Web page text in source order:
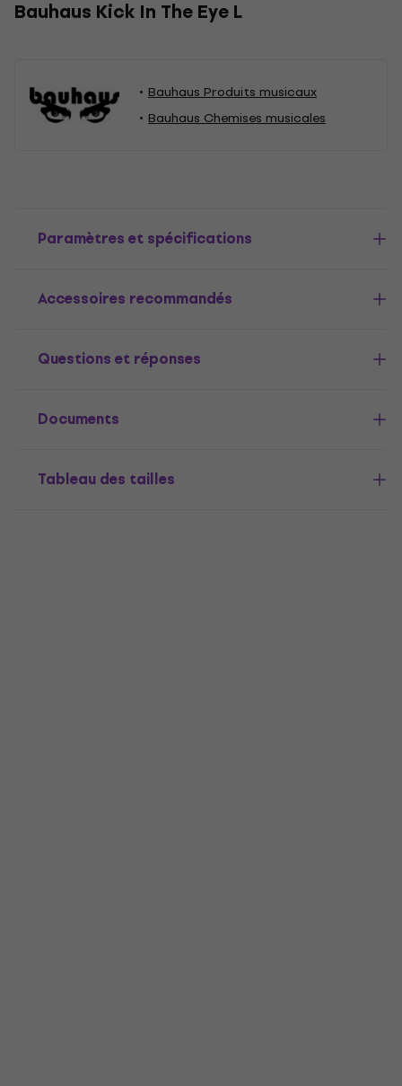
Bauhaus Kick In The Eye L
Bauhaus Produits musicaux
Bauhaus Chemises musicales
Paramètres et spécifications
Accessoires recommandés
Questions et réponses
Documents
Tableau des tailles